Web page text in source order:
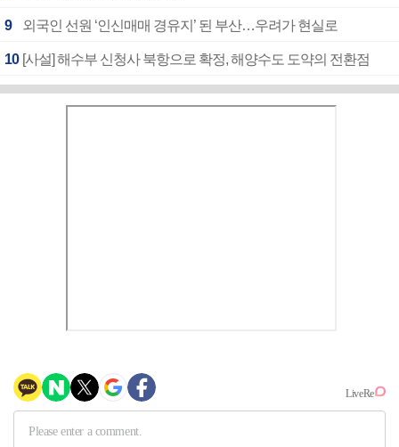
9 외국인 선원 ‘인신매매 경유지’ 된 부산…우려가 현실로
10 [사설] 해수부 신청사 북항으로 확정, 해양수도 도약의 전환점